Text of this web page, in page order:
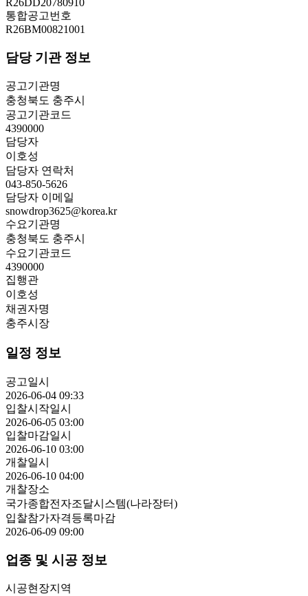
R26DD20780910
통합공고번호
R26BM00821001
담당 기관 정보
공고기관명
충청북도 충주시
공고기관코드
4390000
담당자
이호성
담당자 연락처
043-850-5626
담당자 이메일
snowdrop3625@korea.kr
수요기관명
충청북도 충주시
수요기관코드
4390000
집행관
이호성
채권자명
충주시장
일정 정보
공고일시
2026-06-04 09:33
입찰시작일시
2026-06-05 03:00
입찰마감일시
2026-06-10 03:00
개찰일시
2026-06-10 04:00
개찰장소
국가종합전자조달시스템(나라장터)
입찰참가자격등록마감
2026-06-09 09:00
업종 및 시공 정보
시공현장지역